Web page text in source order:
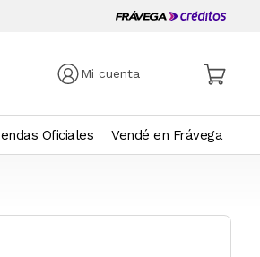
Mi cuenta
Oficiales Vendé en Frávega